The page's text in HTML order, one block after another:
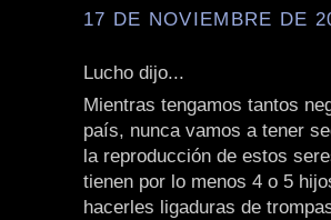
17 DE NOVIEMBRE DE
Lucho dijo...
Mientras tengamos tantos
país, nunca vamos a tener
la reproducción de estos
tienen por lo menos 4 o 5
hacerles ligaduras de